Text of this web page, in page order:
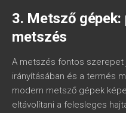
3. Metsző
metszés
A metszés fontos szerepet
irányításában és a termés
modern metsző gépek
eltávolítani a felesleges